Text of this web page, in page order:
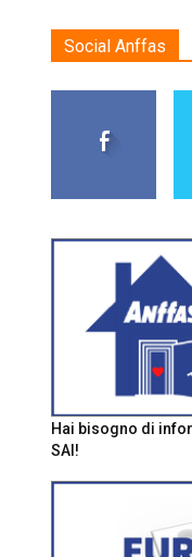
Social Anffas
Hai bisogno di
SAI!